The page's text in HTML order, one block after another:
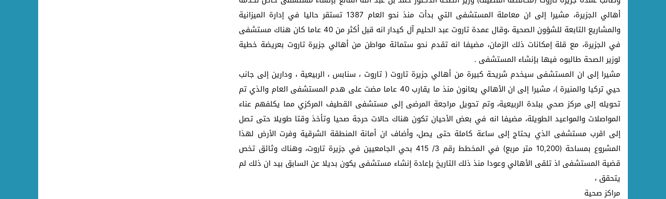
أهالي الجزيرة، مشيرا إلى ان معاملة المستشفى التي بدأت منذ نحو العام 1387 تستقر حاليا في إدارة الميزانية
والمشاريع التابعة للشؤون الصحية ،وقال عمدة تاروت عبد الحليم آل كيدار انه قبل أكثر من 40 عاما كان هناك مستشفى
في الجزيرة، مع قلة إمكانات ذلك الزمان، مضيفا انه تقدم نحو ستمائة مواطن من أهالي جزيرة تاروت بعريضة خطية
لوزير الصحة طالبوه فيها بإنشاء المستشفى .
مشيرا إلى ان المستشفى سيخدم شريحة كبيرة من أهالي جزيرة تاروت ( تاروت ، سنابس ، الربيعية ، ودارين إلى جانب
حيي تركيا والمنيرة )، مشيرا إلى ان الأهالي يعانون منذ ما يقارب 40 عاما مضت على هدم المستشفى العام والذي تم
تحويله إلى مركز صحي ببلدة الربيعية، وتم تحويل مراجعة المرضى إلى مستشفى القطيف المركزي مما يكلفهم عناء
المواصلات والمواعيد الطويلة، مضيفا انه في بعض الأحيان تكون هناك حالات حرجة صحيا وتأخذ وقتا طويلا حتى تصل
إلى اقرب مستشفى الذي يحتاج إلى ساعة كاملة حتى يصل، وأضاف ان أمانة المنطقة الشرقية وفرت الأرض لهذا
المشروع بمساحة (10,200 متر مربع) في المخطط رقم 3/ 415 بحي الجامعيين في جزيرة تاروت، وهناك وثائق تخص
قضية المستشفى اذ تلقى الأهالي وعودا منذ ذلك التاريخ بإعادة إنشاء مستشفى يكون بديلا عن السابق بيد ان ذلك لم
يتحقق ،
مراكز صحية